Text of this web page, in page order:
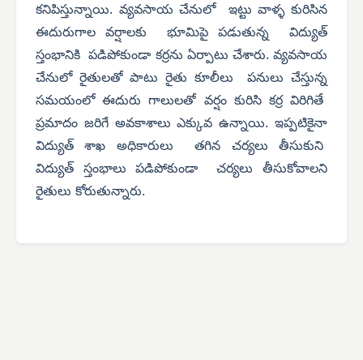
కనిపిస్తున్నాయి. వ్యవసాయ చేనులో ఇట్టు వాళ్ళ కురిసిన
ఈదురుగాల వర్షాలకు భూమిపై పడుతున్న విద్యుత్
స్తంభానికి పడిపోకుండా కర్రను ఏర్పాటు చేశారు. వ్యవసాయ
చేనులో రైతులతో పాటు రైతు కూలీలు పనులు చేస్తున్న
సమయంలో ఈదురు గాలులతో వర్షం కురిసి కర్ర విరిగితే
ప్రమాదం జరిగే అవకాశాలు ఎక్కువ ఉన్నాయి. ఇప్పటికైనా
విద్యుత్ శాఖ అధికారులు తగిన చర్యలు తీసుకుని
విద్యుత్ స్తంభాలు పడిపోకుండా చర్యలు తీసుకోవాలని
రైతులు కోరుతున్నారు.